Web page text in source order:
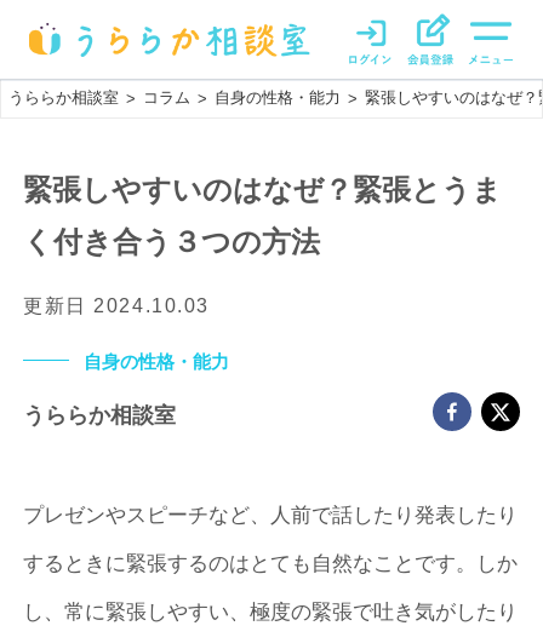
うららか相談室 > コラム > 自身の性格・能力 > 緊張しやすいのはなぜ
緊張しやすいのはなぜ？緊張とうま
く付き合う３つの方法
更新日 2024.10.03
自身の性格・能力
うららか相談室
プレゼンやスピーチなど、人前で話したり発表したり
するときに緊張するのはとても自然なことです。しか
し、常に緊張しやすい、極度の緊張で吐き気がしたり